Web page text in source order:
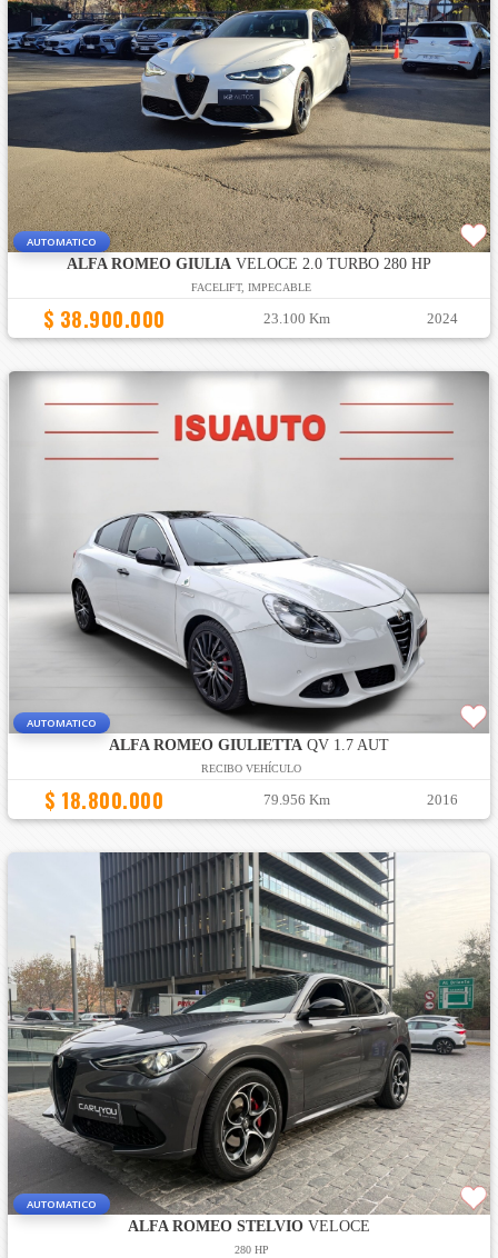
AUTOMATICO
ALFA ROMEO GIULIAVELOCE 2.0 TURBO 280 HP
FACELIFT, IMPECABLE
$ 38.900.000 23.100 Km 2024
AUTOMATICO
ALFA ROMEO GIULIETTAQV 1.7 AUT
RECIBO VEHÍCULO
$ 18.800.000 79.956 Km 2016
AUTOMATICO
ALFA ROMEO STELVIOVELOCE
280 HP